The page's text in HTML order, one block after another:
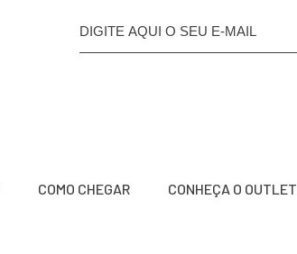
COMO CHEGAR CONHEÇA O OUTLET